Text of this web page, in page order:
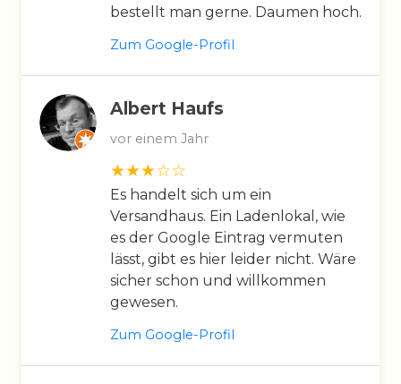
bestellt man gerne. Daumen hoch.
Zum Google-Profil
Albert Haufs
vor einem Jahr
Es handelt sich um ein
Versandhaus. Ein Ladenlokal, wie
es der Google Eintrag vermuten
lässt, gibt es hier leider nicht. Wäre
sicher schon und willkommen
gewesen.
Zum Google-Profil